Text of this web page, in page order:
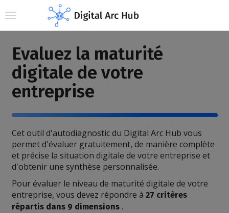
Toggle navigation
Evaluez la maturité
digitale de votre
entreprise
Cet outil d'autodiagnostic du Digital Arc Hub vous
permet d'évaluer gratuitement, de manière complète
et précise la situation digitale de votre entreprise et
d'obtenir une synthèse personnalisée.
Pour évaluer le niveau de maturité digitale de votre
entreprise, vous devez répondre à 27 critères
répartis dans 9 dimensions.